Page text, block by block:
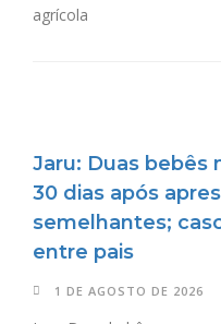
agrícola
Jaru: Duas bebês
30 dias após
semelhantes;
entre pais
1 DE AGOSTO DE 2026